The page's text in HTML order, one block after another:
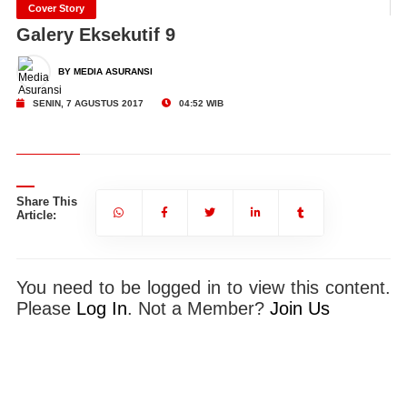
Cover Story
Galery Eksekutif 9
BY MEDIA ASURANSI
SENIN, 7 AGUSTUS 2017 04:52 WIB
Share This
Article:
You need to be logged in to view this content.
Please Log In. Not a Member? Join Us